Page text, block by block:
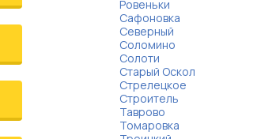
Ровеньки
Сафоновка
Северный
Соломино
Солоти
Старый Оскол
Стрелецкое
Строитель
Таврово
Томаровка